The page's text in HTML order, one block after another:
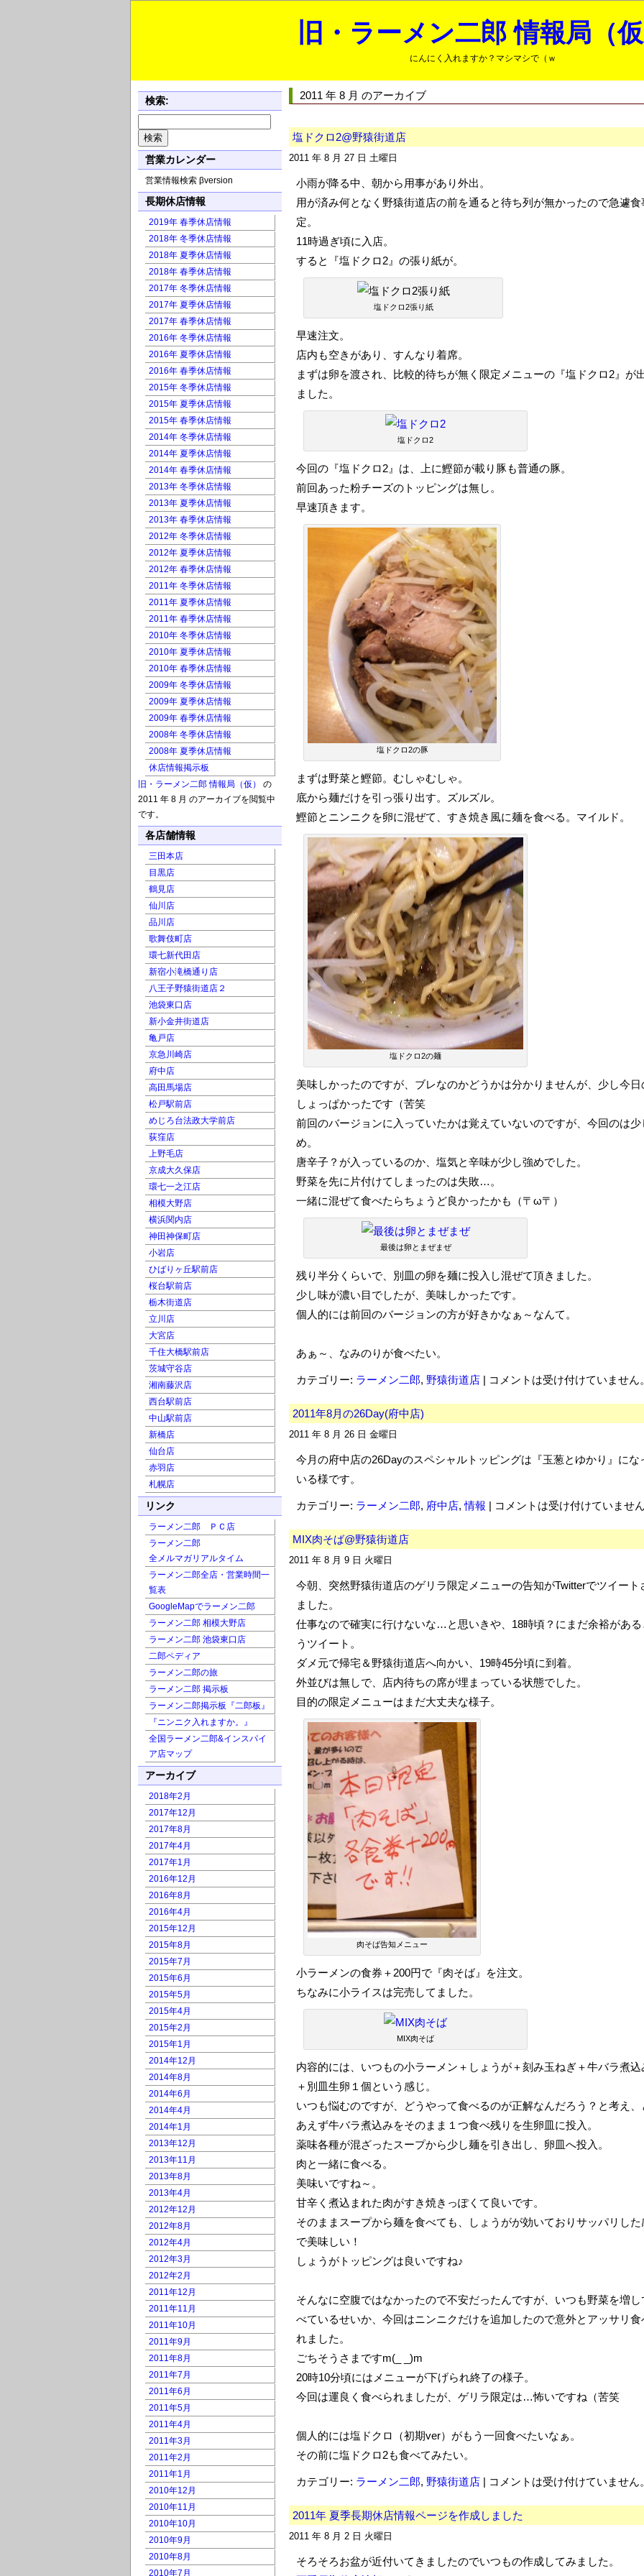
旧・ラーメン二郎 情報局（
にんにく入れますか？マシマシで（ｗ
2011 年 8 月 のアーカイブ
塩ドクロ2@野猿街道店
2011 年 8 月 27 日 土曜日
小雨が降る中、朝から用事があり外出。
用が済み何となく野猿街道店の前を通ると待ち列が無かったので急遽食
定。
11時過ぎ頃に入店。
すると『塩ドクロ2』の張り紙が。
塩ドクロ2張り紙
早速注文。
店内も空きがあり、すんなり着席。
まずは卵を渡され、比較的待ちが無く限定メニューの『塩ドクロ2』が
ました。
塩ドクロ2
今回の『塩ドクロ2』は、上に鰹節が載り豚も普通の豚。
前回あった粉チーズのトッピングは無し。
早速頂きます。
塩ドクロ2の豚
まずは野菜と鰹節。むしゃむしゃ。
底から麺だけを引っ張り出す。ズルズル。
鰹節とニンニクを卵に混ぜて、すき焼き風に麺を食べる。マイルド。
塩ドクロ2の麺
美味しかったのですが、ブレなのかどうかは分かりませんが、少し今日
しょっぱかったです（苦笑
前回のバージョンに入っていたかは覚えていないのですが、今回のは少
め。
唐辛子？が入っているのか、塩気と辛味が少し強めでした。
野菜を先に片付けてしまったのは失敗…。
一緒に混ぜて食べたらちょうど良かったかも（〒ω〒）
最後は卵とまぜまぜ
残り半分くらいで、別皿の卵を麺に投入し混ぜて頂きました。
少し味が濃い目でしたが、美味しかったです。
個人的には前回のバージョンの方が好きかなぁ～なんて。
あぁ～、なみのりが食べたい。
カテゴリー: ラーメン二郎, 野猿街道店 | コメントは受け付けていません
2011年8月の26Day(府中店)
2011 年 8 月 26 日 金曜日
今月の府中店の26Dayのスペシャルトッピングは『玉葱とゆかり』にな
いる様です。
カテゴリー: ラーメン二郎, 府中店,情報 | コメントは受け付けていませ
MIX肉そば@野猿街道店
2011 年 8 月 9 日 火曜日
今朝、突然野猿街道店のゲリラ限定メニューの告知がTwitterでツイート
ました。
仕事なので確実に行けないな…と思いきや、18時頃？にまだ余裕がある
うツイート。
ダメ元で帰宅＆野猿街道店へ向かい、19時45分頃に到着。
外並びは無しで、店内待ちの席が埋まっている状態でした。
目的の限定メニューはまだ大丈夫な様子。
肉そば告知メニュー
小ラーメンの食券＋200円で『肉そば』を注文。
ちなみに小ライスは完売してました。
MIX肉そば
内容的には、いつもの小ラーメン＋しょうが＋刻み玉ねぎ＋牛バラ煮込
＋別皿生卵１個という感じ。
いつも悩むのですが、どうやって食べるのが正解なんだろう？と考え、
あえず牛バラ煮込みをそのまま１つ食べ残りを生卵皿に投入。
薬味各種が混ざったスープから少し麺を引き出し、卵皿へ投入。
肉と一緒に食べる。
美味いですね～。
甘辛く煮込まれた肉がすき焼きっぽくて良いです。
そのままスープから麺を食べても、しょうがが効いておりサッパリした
で美味しい！
しょうがトッピングは良いですね♪
そんなに空腹ではなかったので不安だったんですが、いつも野菜を増し
べているせいか、今回はニンニクだけを追加したので意外とアッサリ食
れました。
ごちそうさまですm(_ _)m
20時10分頃にはメニューが下げられ終了の様子。
今回は運良く食べられましたが、ゲリラ限定は…怖いですね（苦笑
個人的には塩ドクロ（初期ver）がもう一回食べたいなぁ。
その前に塩ドクロ2も食べてみたい。
カテゴリー: ラーメン二郎, 野猿街道店 | コメントは受け付けていません
2011年 夏季長期休店情報ページを作成しました
2011 年 8 月 2 日 火曜日
そろそろお盆が近付いてきましたのでいつもの作成してみました。
検索:
営業カレンダー
営業情報検索 βversion
長期休店情報
2019年 春季休店情報
2018年 冬季休店情報
2018年 夏季休店情報
2018年 春季休店情報
2017年 冬季休店情報
2017年 夏季休店情報
2017年 春季休店情報
2016年 冬季休店情報
2016年 夏季休店情報
2016年 春季休店情報
2015年 冬季休店情報
2015年 夏季休店情報
2015年 春季休店情報
2014年 冬季休店情報
2014年 夏季休店情報
2014年 春季休店情報
2013年 冬季休店情報
2013年 夏季休店情報
2013年 春季休店情報
2012年 冬季休店情報
2012年 夏季休店情報
2012年 春季休店情報
2011年 冬季休店情報
2011年 夏季休店情報
2011年 春季休店情報
2010年 冬季休店情報
2010年 夏季休店情報
2010年 春季休店情報
2009年 冬季休店情報
2009年 夏季休店情報
2009年 春季休店情報
2008年 冬季休店情報
2008年 夏季休店情報
休店情報掲示板
旧・ラーメン二郎 情報局（仮）
の
2011 年 8 月 のアーカイブを閲覧中
です。
各店舗情報
三田本店
目黒店
鶴見店
仙川店
品川店
歌舞伎町店
環七新代田店
新宿小滝橋通り店
八王子野猿街道店２
池袋東口店
新小金井街道店
亀戸店
京急川崎店
府中店
高田馬場店
松戸駅前店
めじろ台法政大学前店
荻窪店
上野毛店
京成大久保店
環七一之江店
相模大野店
横浜関内店
神田神保町店
小岩店
ひばりヶ丘駅前店
桜台駅前店
栃木街道店
立川店
大宮店
千住大橋駅前店
茨城守谷店
湘南藤沢店
西台駅前店
中山駅前店
新橋店
仙台店
赤羽店
札幌店
リンク
ラーメン二郎 ＰＣ店
ラーメン二郎
全メルマガリアルタイム
ラーメン二郎全店・営業時間一
覧表
GoogleMapでラーメン二郎
ラーメン二郎 相模大野店
ラーメン二郎 池袋東口店
二郎ペディア
ラーメン二郎の旅
ラーメン二郎 掲示板
ラーメン二郎掲示板『二郎板』
『ニンニク入れますか。』
全国ラーメン二郎&インスパイ
ア店マップ
アーカイブ
2018年2月
2017年12月
2017年8月
2017年4月
2017年1月
2016年12月
2016年8月
2016年4月
2015年12月
2015年8月
2015年7月
2015年6月
2015年5月
2015年4月
2015年2月
2015年1月
2014年12月
2014年8月
2014年6月
2014年4月
2014年1月
2013年12月
2013年11月
2013年8月
2013年4月
2012年12月
2012年8月
2012年4月
2012年3月
2012年2月
2011年12月
2011年11月
2011年10月
2011年9月
2011年8月
2011年7月
2011年6月
2011年5月
2011年4月
2011年3月
2011年2月
2011年1月
2010年12月
2010年11月
2010年10月
2010年9月
2010年8月
2010年7月